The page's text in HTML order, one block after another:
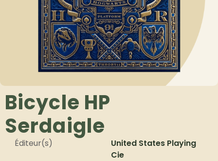
Bicycle HP
Serdaigle
Éditeur(s)
United States Playing
Cie